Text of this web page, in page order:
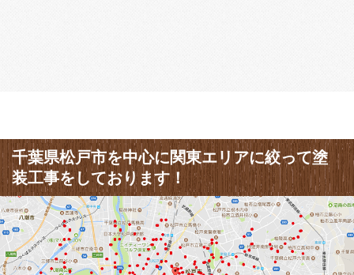
千葉県松戸市を中心に関東エリアに絞って塗
装工事をしております！